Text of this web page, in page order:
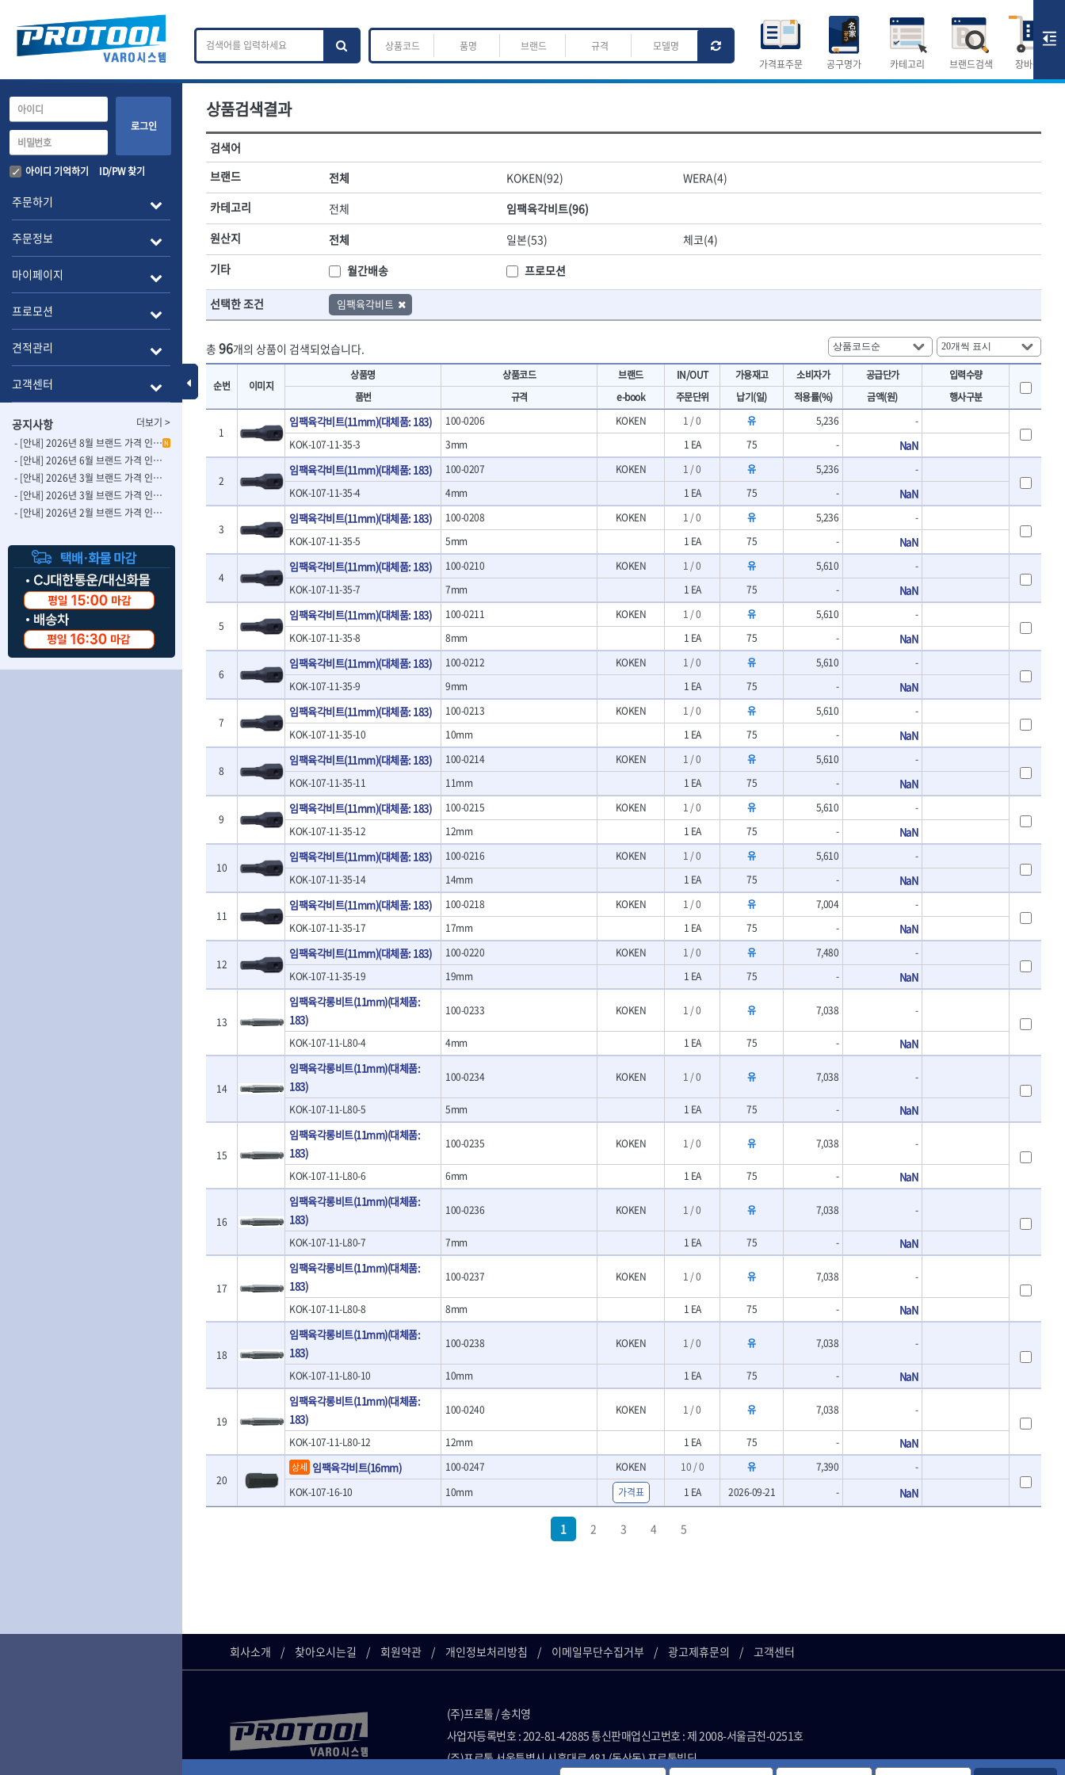
Toggle Menu
가격표주문 공구명가 카테고리 브랜드검색 장바구니
작업공구.종합공구
소켓,렌치,드라이버
- 소켓
- 세미롱소켓
- 엑스트라롱소켓
- 임팩소켓
- 임팩세미롱소켓
- 임팩롱소켓
- 유니버셜소켓
- 롱별소켓
- 임팩롱별소켓
- 육각비트소켓
- 임팩육각비트소켓
- 별비트소켓
- XZN비트소켓
- 임팩육각비트
- 임팩비트
- 유니버셜조인트
- 연결대
- 임팩연결대
- 볼연결대
- 라쳇핸들
- 퀵릴리스라쳇핸들
- 육각비트소켓레일세트
- 스파크플러그소켓
- 세미롱임팩소켓
- 양용드라이버
- 포지드라이버
배관.전동.에어.운반
배관공구.장비
- 파이프렌치
- 스트랩락파이프핸들
- 파이프커터
- 튜빙커터
- 밴더
- 동파이프확관기
- 파이프나사산가공기
- 오스타세트
- 파이프가공기
- 파이프바이스
- 유압전선압착기
- 듀잇밴더
- 마이크로드레인
- 마이크로릴
- 시스네이크컴팩
- 시스네이크미니릴
- 시스네이크
- 배관검사용모니터
- 내시경카메라
- 라인송신기
- 탐지용수신기
- 콤비네이션청소기
- 수동스피너
- 프렉스샤프트
- 액세서리
- 전동드럼머신
- 스프링청소기
- 고압파이프세척기
- 건/습식 청소기
- 청소기악세서리
- 체인파이프렌치
- 동파이프커터
- 플라스틱파이프커터
- 디버러
- 동파이프확관기세트
- 전동오스타세트
- 배관내시경
- 배관청소기
- 하수구청소기
- 오거
- 커터
- 스프링헤드
- PVC커터
- 기타 악세사리
- 콤프레샤
전동.충전공구
- 드릴
- 드라이버
- 임팩렌치
- 샌더
- 앵글그라인더
- 컷쏘
- 각도절단기
- 플런지쏘
- 블로워
- 밴드쏘
- 원형톱
- 해머드릴
- 임팩드라이버
- 로터리해머
- 라쳇렌치
- 전동가위
- 직쏘
- 멀티커터
- 광택기
- 앵글그라인더
- 샌딩머신
- 밴드쏘
- 콤보세트
- 충전광택기
- 로터리해머
- 배터리
- 충전기
- 청소기
- 오토해머
- 퀵릴리스비트소켓
- 전동비트소켓
- 롱자석소켓
- 청소기
- 컷쏘날
- 원형톱날
산업.안전.웰딩.계절
산업, 생활용품
- 나사고정제
- 윤활방청제
- 설치형가림막
- 전선릴
- 케이블타이
- 스피커
안전용품
- 안전안경
- 안전고글
- 방진마스크
- 방독마스크
- 보호복
- 장갑
- 낙하방지코드
- 무릎 보호대
전기.계절상품
- 열풍기
- 히터
- 충전식분무기
- 선풍기
- 용접기
- LED충전식작업등
- LED램프
- 예초기
- 라디에이터
- 심지난로
- 온수 히터
- 열선
- 정온선
- 콤프레셔
목공공구.목공기계
조각도.끌
- 아사도
- 심환도
- 삼각도
- 곡삼각도
- 조각도세트
- D형조각도
- 카빙나이프
- 나이프
- 손도끼
- 목공용끌
- 나무상자케이스
- 버니셔
- 가우지
- 조각칼
- 톱
- 미니터닝세트
- 포스너비트
- 클로스샌딩롤
- 스프레이건
- 각끌
- 측정자
- 컴파스
- 작업대
- 물림쇠
- 디지털습도측정기
- 지그그리퍼시스템
- 치즐세트
- 파팅툴
- 할로윙툴
- 캘리퍼
- 조각세트
- 크래프트카버세트
- 스크래퍼
- 핸드툴세트
- 원형톱날
- 샌딩디스크
- 다이아몬드숫돌
- 원형톱날/루터비트
- 직쏘날
- 디지털앵글파인더
- 호미
- 파종기
- 홈클리너
- 제초기
- 괭이
- 건식그라인더
- 연마지그
- 연마숫돌
- 샌더폴리셔
기타목공구
측정공구.절삭공구
측정도구
- 줄자
- 분도기
- 테파게이지
- 기타 측정도구
토크렌치
- 토크렌치바디
- 토크렌치
- 디지탈토크렌치
- 토크렌치라쳇헤드
- 토크렌치스패너헤드
- 토크렌치링헤드
- 토크아답타
- 크로우풋
- 토크테스터기
- 비디오스코프
- 토크드라이버핸들
- 토크드라이버세트
- 토크드라이버
- 토크드라이버블레이드
- 다이얼토크렌치
- 토크멀티플라이어
- 토크렌치비트홀다헤드
- 가방/케이스
절삭공구
- 홀쏘날
- 바이메탈홀쏘날
- 하이스드릴
- 하이스코발트드릴
- 드릴세트
- 아바
- 반대탭
- 톱날
- 절단석
- 원형톱날
자동차공구.장비
자동차용장비
- 타이어탈착기
- 호스클램프플라이어
- 스파크플러그플라이어
전체 ㄷ ㄹ
A
E F J R S T Z 숫자
전체
1-DAY Armor Tool, LLC
BHS(영창망치)
CP CROWN DEWIT
DH신바람
ENGINEER
FLEX
FLEXCUT
HAZET
IR
IRWIN
ISOTOOL
JOKARI KAKURI Katimax
KAWASA
KHEIRON KLEIN KNIPEX
KOKEN
KTC KUKEN LENOX(사입)
LENOX(수입)
LIENIELSEN
LOCTITE LOGOSOL(AGMA) LONCIN
MACHAN
MAFELL
MARTOR MAYHEW MCC
MORSE
NANIWA NICHOLSON
OSEIN
PB PFEIL PICA
PICARD
RICHMOND RIDGID ROBERTSORBY
ROTHENBERGER
RUBI RUKO RYOBI
S.Djarv Hantverk AB
SCANGRIP
Scanprobe SENCI SHINANO
SHOPVAC
SICE
SKIL SMOOS
STANZANI SWANSON TEFENPLAST
TENGU
THETA -직판오일등
THETA-공구함 THETA-드라이버
THETA-몽키
THETA-소켓비트 THETA-스패너 THETA-운반구
THETA-자동몽키
THETA-전동악세서리 THETA-측정 THETA-커터,가위
THETA-핸드카트
THOMAS FLINN TOP TOPTUL
TORMEK
TSUNESABURO TUOFU TWOCHERRYS
UVEX
VAUGHAN VBW
WIHA WOODCRAFT XCELITE
XPROTOOL-기어렌치
ZETA(LED) ZETA(PVC커터) ZETA(라디에이터)
ZETA(비트셋트)
ZETA(커터) ZONE KING 가드맨
게링 HSS
나노원 나이텍스 대건
대건케이블
디월트 디월트 인버터 발전기 라이트 세이키
맘모스
미주산업 바람돌이 백마
벡스
스팀코리아 아임삭
엠파이어 우주전열(겨울) 우주전열(여름)
일레드 조란
플렉스-절단석 협성 황금손
로그인
아이디 기억하기 ID/PW 찾기
주문하기
주문정보
마이페이지
프로모션
견적관리
고객센터
공지사항
더보기 >
- [안내] 2026년 8월 브랜드 가격 인상 사전 안내의 건 N
- [안내] 2026년 6월 브랜드 가격 인상 사전 안내의 건
- [안내] 2026년 3월 브랜드 가격 인상 사전 안내의 건-2
- [안내] 2026년 3월 브랜드 가격 인상 사전 안내의 건
- [안내] 2026년 2월 브랜드 가격 인상 사전 안내의 건
상품검색결과
검색어
브랜드
전체 KOKEN(92)
WERA(4)
카테고리
전체
임팩육각비트(96)
원산지
전체 일본(53)
체코(4)
기타
월간배송 프로모션
선택한 조건 임팩육각비트
총 96개의 상품이 검색되었습니다.
순번 이미지
상품명 상품코드 브랜드 IN/OUT 가용재고 소비자가 공급단가
입력수량
품번
규격 e-book 주문단위 납기(일) 적용률(%) 금액(원) 행사구분
1
임팩육각비트(11mm)(대체품: 183) 100-0206 KOKEN 1 / 0 유 5,236
-
KOK-107-11-35-3
3mm 1 EA 75 - NaN
2
임팩육각비트(11mm)(대체품: 183) 100-0207 KOKEN 1 / 0 유 5,236
-
KOK-107-11-35-4
4mm 1 EA 75 - NaN
3
임팩육각비트(11mm)(대체품: 183) 100-0208 KOKEN 1 / 0 유 5,236
-
KOK-107-11-35-5
5mm 1 EA 75 - NaN
4
임팩육각비트(11mm)(대체품: 183) 100-0210 KOKEN 1 / 0 유 5,610
-
KOK-107-11-35-7
7mm 1 EA 75 - NaN
5
임팩육각비트(11mm)(대체품: 183) 100-0211 KOKEN 1 / 0 유 5,610
-
KOK-107-11-35-8
8mm 1 EA 75 - NaN
6
임팩육각비트(11mm)(대체품: 183) 100-0212 KOKEN 1 / 0 유 5,610
-
KOK-107-11-35-9
9mm 1 EA 75 - NaN
7
임팩육각비트(11mm)(대체품: 183) 100-0213 KOKEN 1 / 0 유 5,610
-
KOK-107-11-35-10
10mm 1 EA 75 - NaN
8
임팩육각비트(11mm)(대체품: 183) 100-0214 KOKEN 1 / 0 유 5,610
-
KOK-107-11-35-11
11mm 1 EA 75 - NaN
9
임팩육각비트(11mm)(대체품: 183) 100-0215 KOKEN 1 / 0 유 5,610
-
KOK-107-11-35-12
12mm 1 EA 75 - NaN
10
임팩육각비트(11mm)(대체품: 183) 100-0216 KOKEN 1 / 0 유 5,610
-
KOK-107-11-35-14
14mm 1 EA 75 - NaN
11
임팩육각비트(11mm)(대체품: 183) 100-0218 KOKEN 1 / 0 유 7,004
-
KOK-107-11-35-17
17mm 1 EA 75 - NaN
12
임팩육각비트(11mm)(대체품: 183) 100-0220 KOKEN 1 / 0 유 7,480
-
KOK-107-11-35-19
19mm 1 EA 75 - NaN
13
임팩육각롱비트(11mm)(대체품:
183)
100-0233 KOKEN 1 / 0 유 7,038 -
KOK-107-11-L80-4 4mm 1 EA 75 - NaN
14
임팩육각롱비트(11mm)(대체품:
183)
100-0234 KOKEN 1 / 0 유 7,038 -
KOK-107-11-L80-5 5mm 1 EA 75 - NaN
15
임팩육각롱비트(11mm)(대체품:
183)
100-0235 KOKEN 1 / 0 유 7,038 -
KOK-107-11-L80-6 6mm 1 EA 75 - NaN
16
임팩육각롱비트(11mm)(대체품:
183)
100-0236 KOKEN 1 / 0 유 7,038 -
KOK-107-11-L80-7 7mm 1 EA 75 - NaN
17
임팩육각롱비트(11mm)(대체품:
183)
100-0237 KOKEN 1 / 0 유 7,038 -
KOK-107-11-L80-8 8mm 1 EA 75 - NaN
18
임팩육각롱비트(11mm)(대체품:
183)
100-0238 KOKEN 1 / 0 유 7,038 -
KOK-107-11-L80-10 10mm 1 EA 75 - NaN
19
임팩육각롱비트(11mm)(대체품:
183)
100-0240 KOKEN 1 / 0 유 7,038 -
KOK-107-11-L80-12 12mm 1 EA 75 - NaN
20
상세 임팩육각비트(16mm) 100-0247 KOKEN 10 / 0 유 7,390
-
KOK-107-16-10
10mm 가격표 1 EA 2026-09-21 - NaN
1 2 3 4 5
회사소개 찾아오시는길 회원약관 개인정보처리방침 이메일무단수집거부 광고제휴문의 고객센터
(주)프로툴 / 송치영
사업자등록번호 : 202-81-42885 통신판매업신고번호 : 제 2008-서울금천-0251호
(주)프로툴 서울특별시 시흥대로 481 (독산동) 프로툴빌딩